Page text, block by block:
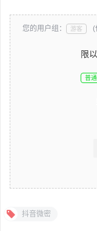
您的用户组： 游客 (
限
普
抖音微密